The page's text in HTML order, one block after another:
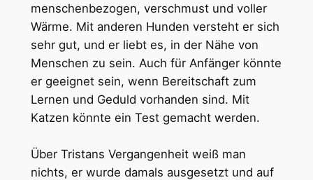
menschenbezogen, verschmust und voller
Wärme. Mit anderen Hunden versteht er sich
sehr gut, und er liebt es, in der Nähe von
Menschen zu sein. Auch für Anfänger könnte
er geeignet sein, wenn Bereitschaft zum
Lernen und Geduld vorhanden sind. Mit
Katzen könnte ein Test gemacht werden.
Über Tristans Vergangenheit weiß man
nichts, er wurde damals ausgesetzt und auf